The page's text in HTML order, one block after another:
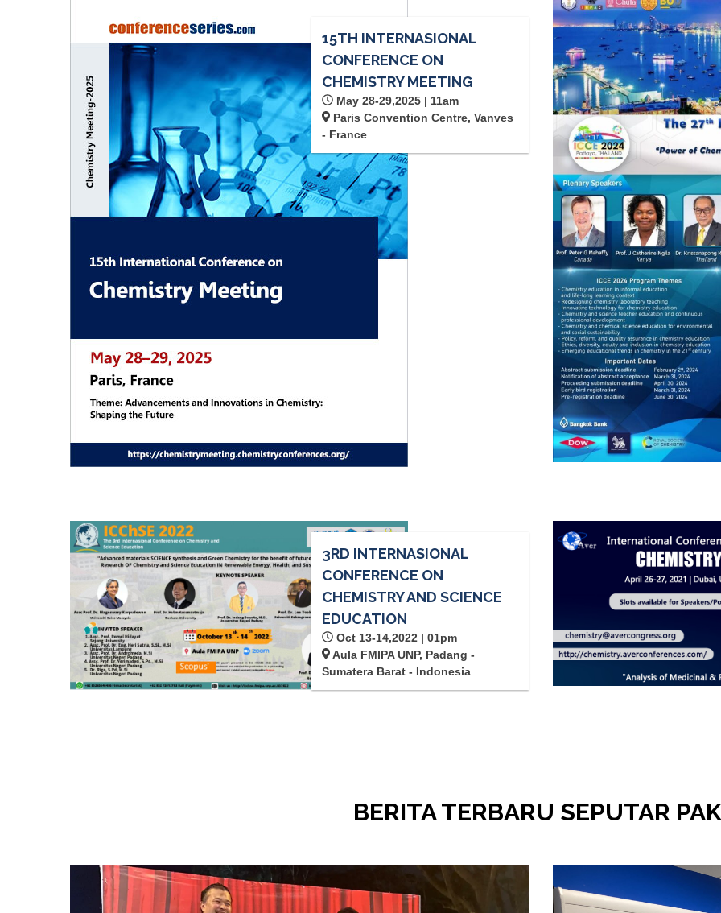
15TH INTERNASIONAL
CONFERENCE ON
CHEMISTRY MEETING
May 28-29,2025 | 11am
Paris Convention Centre, Vanves
- France
3RD INTERNASIONAL
CONFERENCE ON
CHEMISTRY AND SCIENCE
EDUCATION
Oct 13-14,2022 | 01pm
Aula FMIPA UNP, Padang -
Sumatera Barat - Indonesia
BERITA TERBARU SEPUTAR